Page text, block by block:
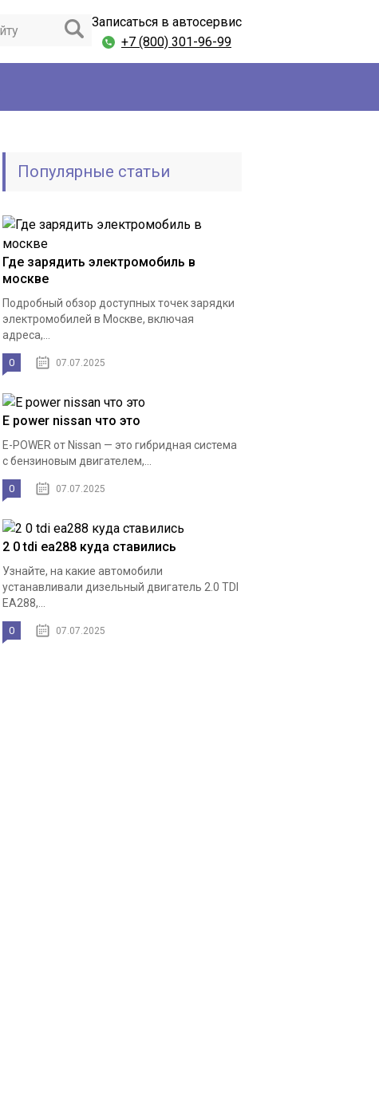
Записаться в автосервис
+7 (800) 301-96-99
Популярные статьи
Где зарядить электромобиль в
москве
Подробный обзор доступных точек зарядки
электромобилей в Москве, включая
адреса,...
0 07.07.2025
E power nissan что это
E-POWER от Nissan — это гибридная система
с бензиновым двигателем,...
0 07.07.2025
2 0 tdi ea288 куда ставились
Узнайте, на какие автомобили
устанавливали дизельный двигатель 2.0 TDI
EA288,...
0 07.07.2025